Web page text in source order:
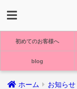
初めてのお客様へ
blog
ホーム お知らせ